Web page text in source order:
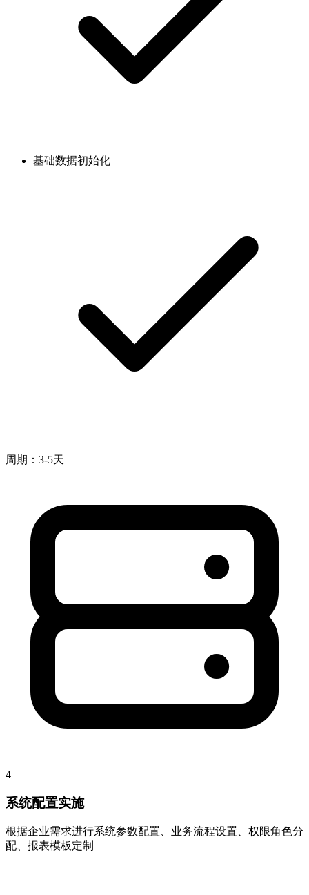
基础数据初始化
周期：3-5天
4
系统配置实施
根据企业需求进行系统参数配置、业务流程设置、权限角色分
配、报表模板定制